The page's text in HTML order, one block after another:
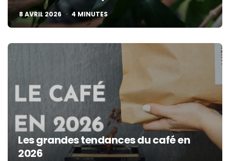
8 AVRIL 2026 4 MINUTES
Les grandes tendances du café en
2026